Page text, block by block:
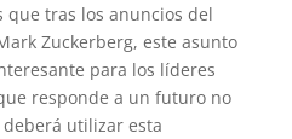
que tras los anuncios del
Zuckerberg, este asunto
para los líderes
responde a un futuro no
utilizar esta